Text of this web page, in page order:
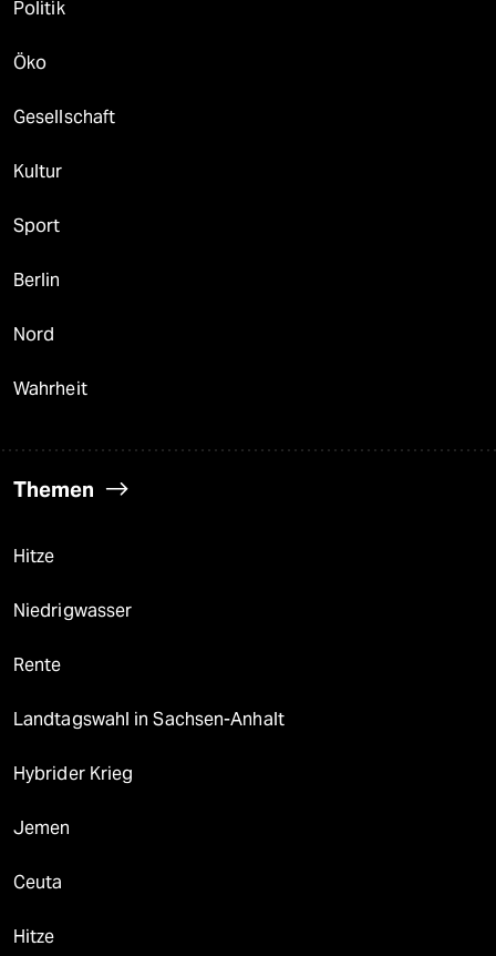
Politik
Öko
Gesellschaft
Kultur
Sport
Berlin
Nord
Wahrheit
Themen
Hitze
Niedrigwasser
Rente
Landtagswahl in Sachsen-Anhalt
Hybrider Krieg
Jemen
Ceuta
Hitze